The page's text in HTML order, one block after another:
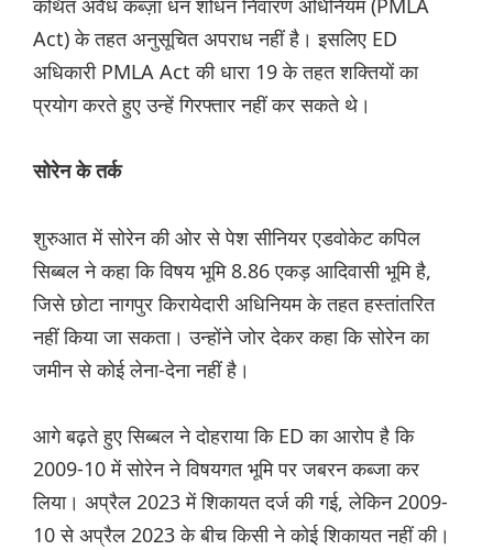
कथित अवैध कब्ज़ा धन शोधन निवारण अधिनियम (PMLA
Act) के तहत अनुसूचित अपराध नहीं है। इसलिए ED
अधिकारी PMLA Act की धारा 19 के तहत शक्तियों का
प्रयोग करते हुए उन्हें गिरफ्तार नहीं कर सकते थे।
सोरेन के तर्क
शुरुआत में सोरेन की ओर से पेश सीनियर एडवोकेट कपिल
सिब्बल ने कहा कि विषय भूमि 8.86 एकड़ आदिवासी भूमि है,
जिसे छोटा नागपुर किरायेदारी अधिनियम के तहत हस्तांतरित
नहीं किया जा सकता। उन्होंने जोर देकर कहा कि सोरेन का
जमीन से कोई लेना-देना नहीं है।
आगे बढ़ते हुए सिब्बल ने दोहराया कि ED का आरोप है कि
2009-10 में सोरेन ने विषयगत भूमि पर जबरन कब्जा कर
लिया। अप्रैल 2023 में शिकायत दर्ज की गई, लेकिन 2009-
10 से अप्रैल 2023 के बीच किसी ने कोई शिकायत नहीं की।